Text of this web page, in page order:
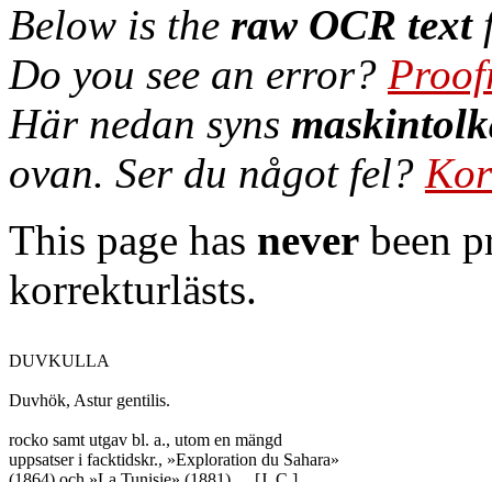
Below is the raw OCR text
Do you see an error?
Här nedan syns
ovan. Ser du något fel?
This page has never been
korrekturlästs.
DUVKULLA
Duvhök, Astur gentilis.
rocko samt utgav bl. a., utom en mängd
uppsatser i facktidskr., »Exploration du Sahara»